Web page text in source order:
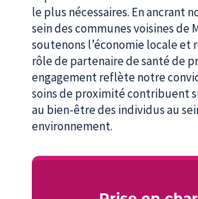
le plus nécessaires. En ancrant
sein des communes voisines de
soutenons l’économie locale et
rôle de partenaire de santé de
engagement reflète notre
soins de proximité contribuent
au bien-être des individus au
environnement.